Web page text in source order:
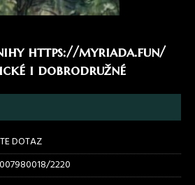
https://myriada.fun/
i dobrodružné
DOTAZ
2220